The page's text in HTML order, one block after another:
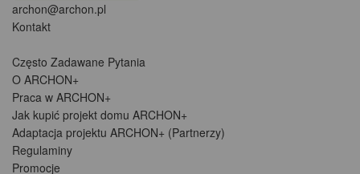
archon@archon.pl
Kontakt
Często Zadawane Pytania
O ARCHON+
Praca w ARCHON+
Jak kupić projekt domu ARCHON+
Adaptacja projektu ARCHON+ (Partnerzy)
Regulaminy
Promocje